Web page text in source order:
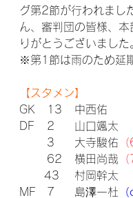
グ第2節が行われまし
ん、審判団の皆様、本
りがとうございました
※第1節は雨のため延
【スタメン】
GK	13	中西佑
DF
2
山口颯太
3　	大寺駿佑
	62	横田尚哉
43
	村岡幹太
MF 	7　	島澤一杜